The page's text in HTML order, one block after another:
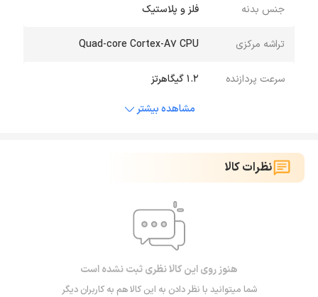
جنس بدنه فلز و پلاستیک
تراشه مرکزی Quad-core Cortex-A7 CPU
سرعت پردازنده
1.2 گیگاهرتز
مشاهده بیشتر
نظرات کالا
هنوز روی این کالا نظری ثبت نشده است
شما میتوانید با نظر دادن به این کالا هم به کاربران دیگر